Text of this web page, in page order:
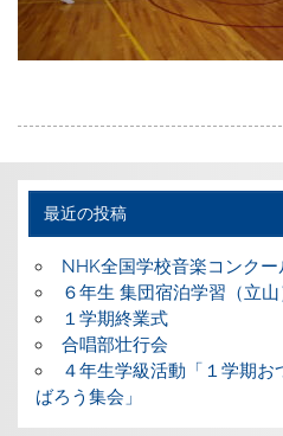
最近の投稿
NHK全国学校音楽コンク
６年生 集団宿泊学習（立
１学期終業式
合唱部壮行会
４年生学級活動「１学期
ばろう集会」